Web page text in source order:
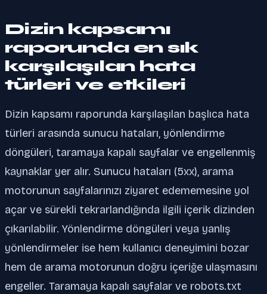
Dizin kapsamı
raporunda en sık
karşılaşılan hata
türleri ve etkileri
Dizin kapsamı raporunda karşılaşılan başlıca hata
türleri arasında sunucu hataları, yönlendirme
döngüleri, taramaya kapalı sayfalar ve engellenmiş
kaynaklar yer alır. Sunucu hataları (5xx), arama
motorunun sayfalarınızı ziyaret edememesine yol
açar ve sürekli tekrarlandığında ilgili içerik dizinden
çıkarılabilir. Yönlendirme döngüleri veya yanlış
yönlendirmeler ise hem kullanıcı deneyimini bozar
hem de arama motorunun doğru içeriğe ulaşmasını
engeller. Taramaya kapalı sayfalar ve robots.txt